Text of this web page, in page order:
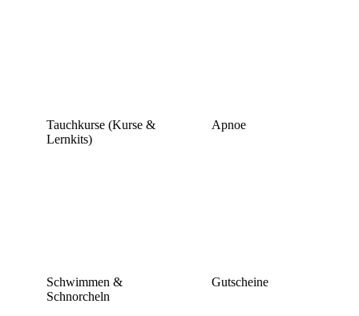
Tauchkurse (Kurse &
Lernkits)
Apnoe
Schwimmen &
Schnorcheln
Gutscheine